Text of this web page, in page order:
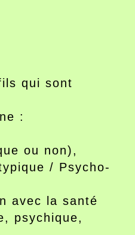
qui sont
:
ou non),
/ Psycho-
avec la santé
psychique,